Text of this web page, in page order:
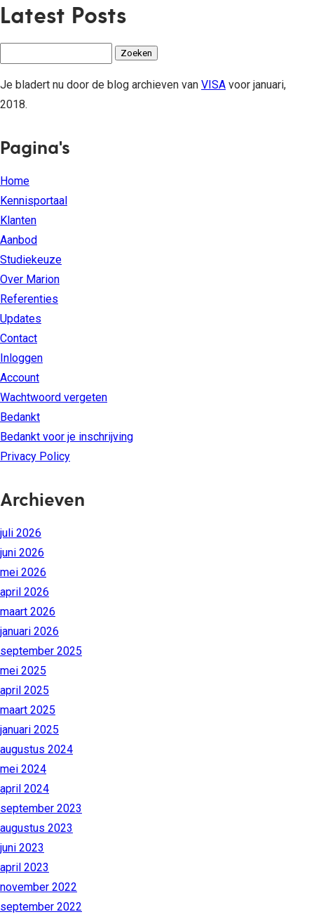
Latest Posts
Je bladert nu door de blog archieven van VISA voor januari,
2018.
Pagina's
Home
Kennisportaal
Klanten
Aanbod
Studiekeuze
Over Marion
Referenties
Updates
Contact
Inloggen
Account
Wachtwoord vergeten
Bedankt
Bedankt voor je inschrijving
Privacy Policy
Archieven
juli 2026
juni 2026
mei 2026
april 2026
maart 2026
januari 2026
september 2025
mei 2025
april 2025
maart 2025
januari 2025
augustus 2024
mei 2024
april 2024
september 2023
augustus 2023
juni 2023
april 2023
november 2022
september 2022